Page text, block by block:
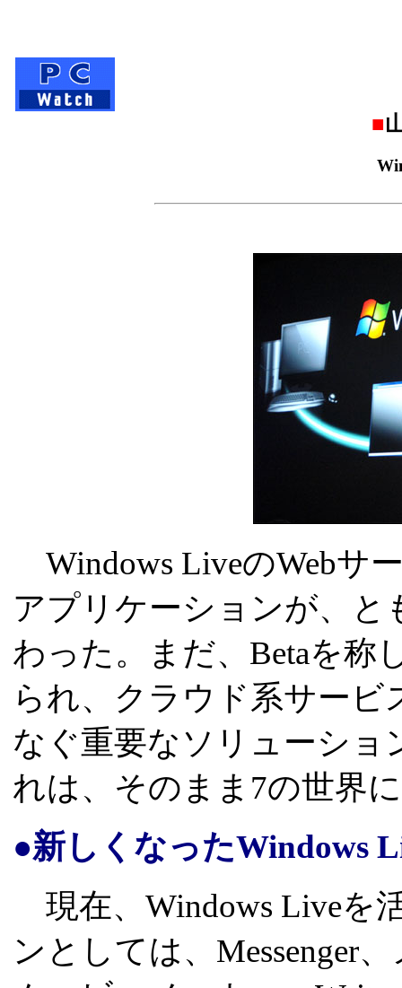
■
Windows LiveのWebサ
アプリケーションが、と
わった。まだ、Betaを称
られ、クラウド系サー
なぐ重要なソリューシ
れは、そのまま7の世界
●新しくなったWindows
現在、Windows Liveを
ンとしては、Messenger